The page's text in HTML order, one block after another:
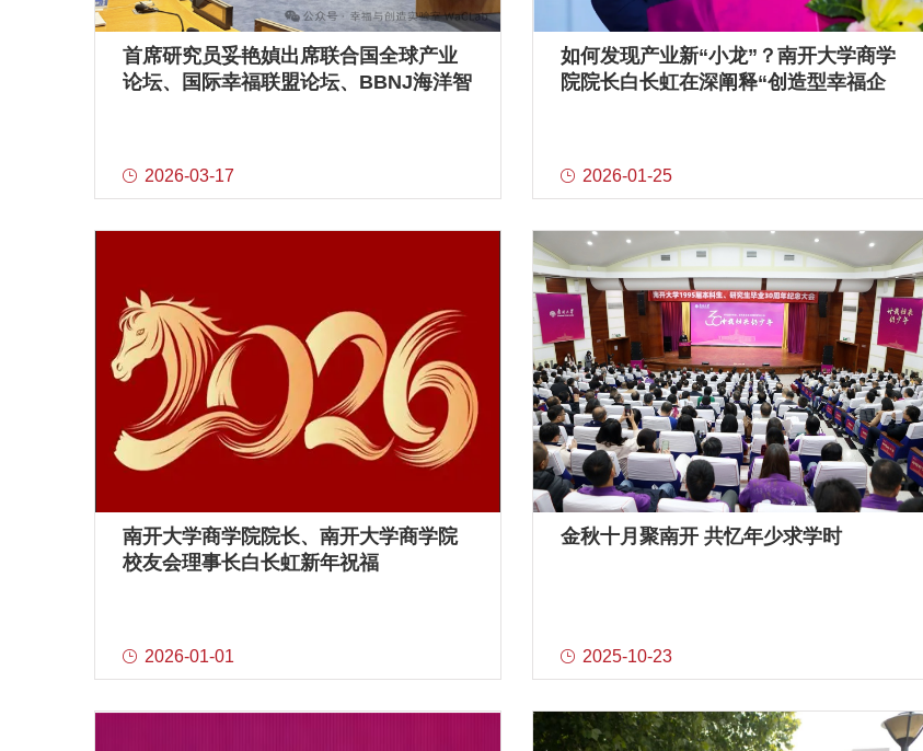
首席研究员妥艳媜出席联合国全球产业
论坛、国际幸福联盟论坛、BBNJ海洋智
2026-03-17
如何发现产业新“小龙”？南开大学商学
院院长白长虹在深阐释“创造型幸福企
2026-01-25
南开大学商学院院长、南开大学商学院
校友会理事长白长虹新年祝福
2026-01-01
金秋十月聚南开 共忆年少求学时
2025-10-23